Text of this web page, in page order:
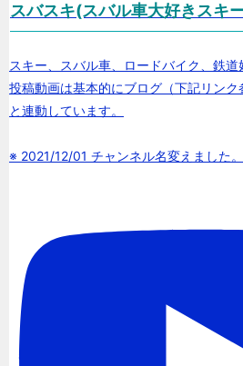
スバスキ(スバル車大好きスキ
スキー、スバル車、ロードバイク、鉄道
投稿動画は基本的にブログ（下記リンク
と連動しています。
※ 2021/12/01 チャンネル名変えました。